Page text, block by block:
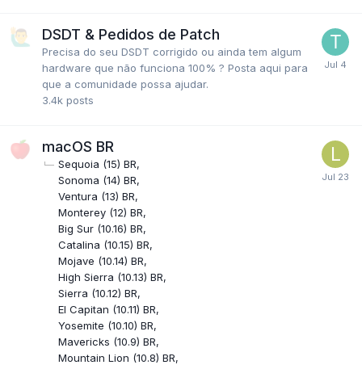
DSDT & Pedidos de Patch
Precisa do seu DSDT corrigido ou ainda tem algum
hardware que não funciona 100% ? Posta aqui para
que a comunidade possa ajudar.
3.4k posts
macOS BR
Sequoia (15) BR
Sonoma (14) BR
Ventura (13) BR
Monterey (12) BR
Big Sur (10.16) BR
Catalina (10.15) BR
Mojave (10.14) BR
High Sierra (10.13) BR
Sierra (10.12) BR
El Capitan (10.11) BR
Yosemite (10.10) BR
Mavericks (10.9) BR
Mountain Lion (10.8) BR